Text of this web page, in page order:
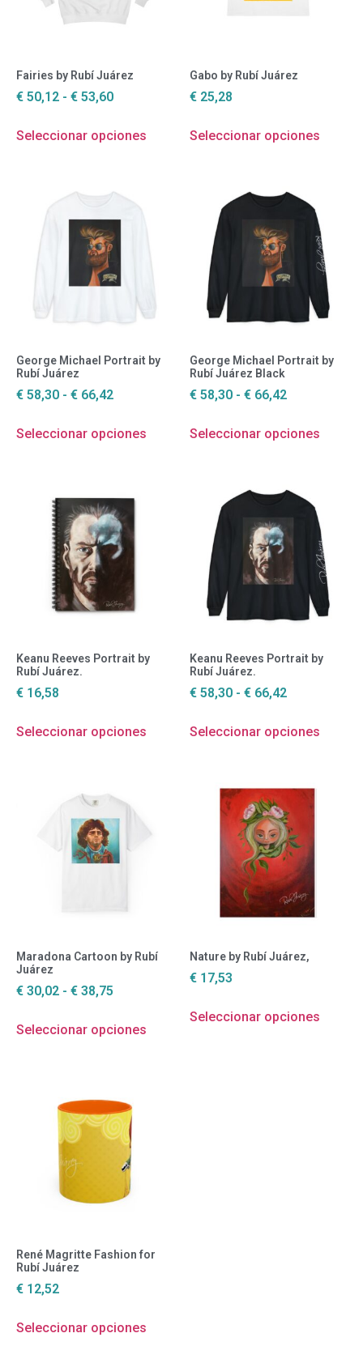
Fairies by Rubí Juárez
€ 50,12 - € 53,60
Seleccionar opciones
Gabo by Rubí Juárez
€ 25,28
Seleccionar opciones
George Michael Portrait by
Rubí Juárez
€ 58,30 - € 66,42
Seleccionar opciones
George Michael Portrait by
Rubí Juárez Black
€ 58,30 - € 66,42
Seleccionar opciones
Keanu Reeves Portrait by
Rubí Juárez.
€ 16,58
Seleccionar opciones
Keanu Reeves Portrait by
Rubí Juárez.
€ 58,30 - € 66,42
Seleccionar opciones
Maradona Cartoon by Rubí
Juárez
€ 30,02 - € 38,75
Seleccionar opciones
Nature by Rubí Juárez,
€ 17,53
Seleccionar opciones
René Magritte Fashion for
Rubí Juárez
€ 12,52
Seleccionar opciones